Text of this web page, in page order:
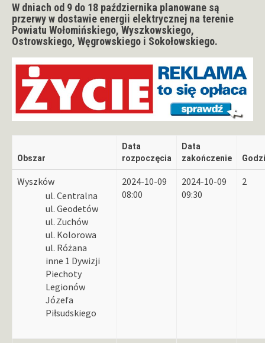
W dniach od 9 do 18 października planowane są
przerwy w dostawie energii elektrycznej na terenie
Powiatu Wołomińskiego, Wyszkowskiego,
Ostrowskiego, Węgrowskiego i Sokołowskiego.
Obszar
Data
rozpoczęcia
Data
zakończenie
Wyszków
ul. Centralna
ul. Geodetów
ul. Zuchów
ul. Kolorowa
ul. Różana
inne 1 Dywizji
Piechoty
Legionów
Józefa
Piłsudskiego
2024-10-09
08:00
2024-10-09
09:30
2